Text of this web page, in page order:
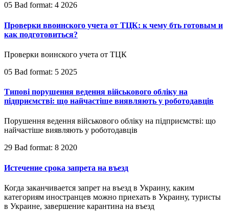
05 Bad format: 4 2026
Проверки ввоинского учета от ТЦК: к чему бть готовым и
как подготовиться?
Проверки воинского учета от ТЦК
05 Bad format: 5 2025
Типові порушення ведення військового обліку на
підприємстві: що найчастіше виявляють у роботодавців
Порушення ведення військового обліку на підприємстві: що
найчастіше виявляють у роботодавців
29 Bad format: 8 2020
Истечение срока запрета на въезд
Когда заканчивается запрет на въезд в Украину, каким
категориям иностранцев можно приехать в Украину, туристы
в Украине, завершение карантина на въезд